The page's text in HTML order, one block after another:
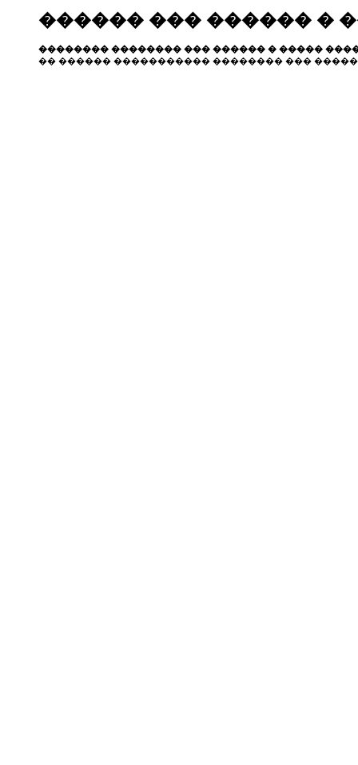
������ ��� ������ �
�������� �������� ��� ������ � �����
�� ������ ����������� �������� ���